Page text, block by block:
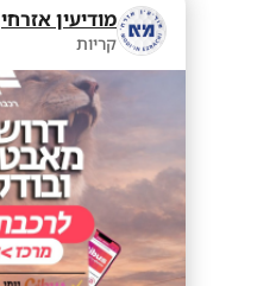
מודיעין אזרחי
קריות